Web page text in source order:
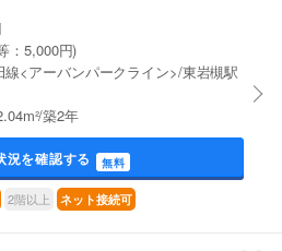
：5,000円)
線<アーバンパークライン>/東岩槻駅
築2年
況を確認する 無料
2階以上 ネット接続可